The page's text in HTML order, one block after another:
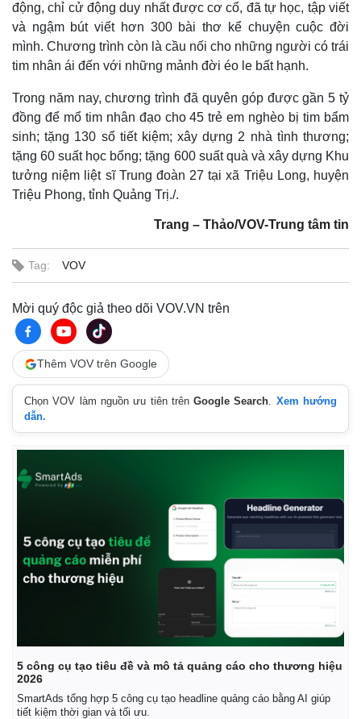
Multimedia
Video
Ảnh
Infographic
động, chỉ cử động duy nhất được cơ cổ, đã tự học, tập viết
và ngậm bút viết hơn 300 bài thơ kể chuyện cuộc đời
mình. Chương trình còn là cầu nối cho những người có trái
tim nhân ái đến với những mảnh đời éo le bất hạnh.
Trong năm nay, chương trình đã quyên góp được gần 5 tỷ
đồng để mổ tim nhân đạo cho 45 trẻ em nghèo bị tim bẩm
sinh; tặng 130 sổ tiết kiệm; xây dựng 2 nhà tình thương;
tặng 60 suất học bổng; tặng 600 suất quà và xây dựng Khu
tưởng niệm liệt sĩ Trung đoàn 27 tại xã Triệu Long, huyện
Triệu Phong, tỉnh Quảng Trị./.
Trang – Thảo/VOV-Trung tâm tin
Tag: VOV
Mời quý độc giả theo dõi VOV.VN trên
Thêm VOV trên Google
Chọn VOV làm nguồn ưu tiên trênGoogle Search. Xem hướng
dẫn.
5 công cụ tạo tiêu đề và mô tả quảng cáo cho thương hiệu
2026
SmartAds tổng hợp 5 công cụ tạo headline quảng cáo bằng AI giúp
tiết kiệm thời gian và tối ưu.